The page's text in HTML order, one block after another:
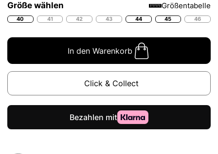
Größe wählen Größentabelle
40 41 42 43 44 45 46
In den Warenkorb
Click & Collect